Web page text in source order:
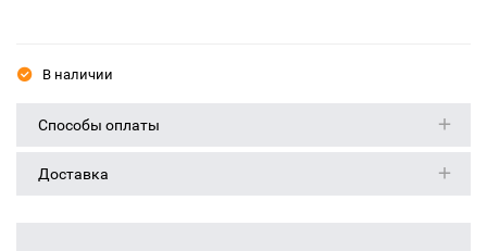
В наличии
Способы оплаты
Доставка